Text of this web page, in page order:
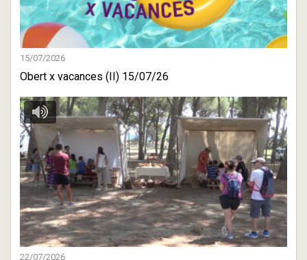
15/07/2026
Obert x vacances (II) 15/07/26
22/07/2026